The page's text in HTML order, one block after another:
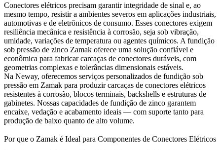
Conectores elétricos precisam garantir integridade de sinal e, ao
mesmo tempo, resistir a ambientes severos em aplicações industriais,
automotivas e de eletrônicos de consumo. Esses conectores exigem
resiliência mecânica e resistência à corrosão, seja sob vibração,
umidade, variações de temperatura ou agentes químicos. A fundição
sob pressão de zinco Zamak oferece uma solução confiável e
econômica para fabricar carcaças de conectores duráveis, com
geometrias complexas e tolerâncias dimensionais estáveis.
Na Neway, oferecemos serviços personalizados de fundição sob
pressão em Zamak para produzir carcaças de conectores elétricos
resistentes à corrosão, blocos terminais, backshells e estruturas de
gabinetes. Nossas capacidades de fundição de zinco garantem
encaixe, vedação e acabamento ideais — com suporte tanto para
produção de baixo quanto de alto volume.
Por que o Zamak é Ideal para Componentes de Conectores Elétricos